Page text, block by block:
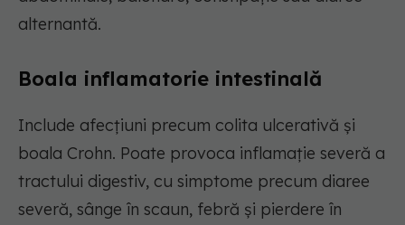
alternantă.
Boala inflamatorie intestinală
Include afecțiuni precum colita ulcerativă și
boala Crohn. Poate provoca inflamație severă a
tractului digestiv, cu simptome precum diaree
severă, sânge în scaun, febră și pierdere în